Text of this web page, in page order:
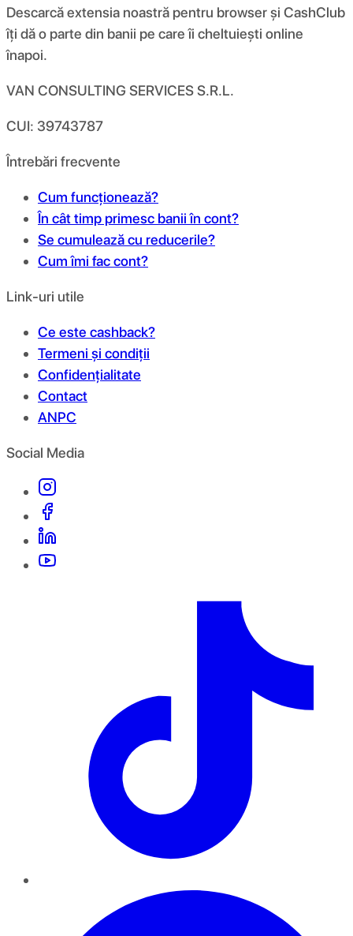
Descarcă extensia noastră pentru browser și CashClub
îți dă o parte din banii pe care îi cheltuiești online
înapoi.
VAN CONSULTING SERVICES S.R.L.
CUI: 39743787
Întrebări frecvente
Cum funcționează?
În cât timp primesc banii în cont?
Se cumulează cu reducerile?
Cum îmi fac cont?
Link-uri utile
Ce este cashback?
Termeni și condiții
Confidențialitate
Contact
ANPC
Social Media